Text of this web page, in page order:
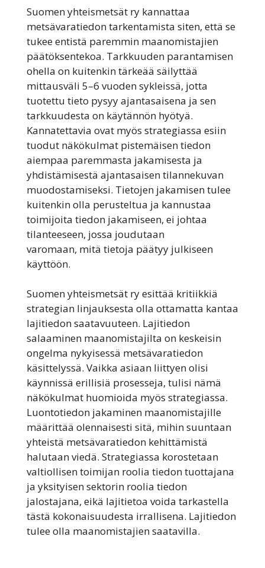
Suomen yhteismetsät ry kannattaa
metsävaratiedon tarkentamista siten, että se
tukee entistä paremmin maanomistajien
päätöksentekoa. Tarkkuuden parantamisen
ohella on kuitenkin tärkeää säilyttää
mittausväli 5–6 vuoden sykleissä, jotta
tuotettu tieto pysyy ajantasaisena ja sen
tarkkuudesta on käytännön hyötyä.
Kannatettavia ovat myös strategiassa esiin
tuodut näkökulmat pistemäisen tiedon
aiempaa paremmasta jakamisesta ja
yhdistämisestä ajantasaisen tilannekuvan
muodostamiseksi. Tietojen jakamisen tulee
kuitenkin olla perusteltua ja kannustaa
toimijoita tiedon jakamiseen, ei johtaa
tilanteeseen, jossa joudutaan
varomaan, mitä tietoja päätyy julkiseen
käyttöön.
Suomen yhteismetsät ry esittää kritiikkiä
strategian linjauksesta olla ottamatta kantaa
lajitiedon saatavuuteen. Lajitiedon
salaaminen maanomistajilta on keskeisin
ongelma nykyisessä metsävaratiedon
käsittelyssä. Vaikka asiaan liittyen olisi
käynnissä erillisiä prosesseja, tulisi nämä
näkökulmat huomioida myös strategiassa.
Luontotiedon jakaminen maanomistajille
määrittää olennaisesti sitä, mihin suuntaan
yhteistä metsävaratiedon kehittämistä
halutaan viedä. Strategiassa korostetaan
valtiollisen toimijan roolia tiedon tuottajana
ja yksityisen sektorin roolia tiedon
jalostajana, eikä lajitietoa voida tarkastella
tästä kokonaisuudesta irrallisena. Lajitiedon
tulee olla maanomistajien saatavilla.